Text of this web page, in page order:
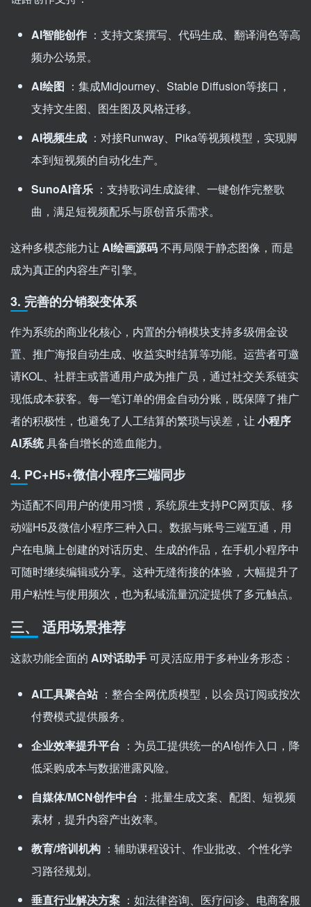
AI智能创作 ：支持文案撰写、代码生成、翻译润色等高
频办公场景。
AI绘图 ：集成Midjourney、Stable Diffusion等接口，
支持文生图、图生图及风格迁移。
AI视频生成 ：对接Runway、Pika等视频模型，实现脚
本到短视频的自动化生产。
SunoAI音乐 ：支持歌词生成旋律、一键创作完整歌
曲，满足短视频配乐与原创音乐需求。
这种多模态能力让 AI绘画源码不再局限于静态图像，而是
成为真正的内容生产引擎。
3. 完善的分销裂变体系
作为系统的商业化核心，内置的分销模块支持多级佣金设
置、推广海报自动生成、收益实时结算等功能。运营者可邀
请KOL、社群主或普通用户成为推广员，通过社交关系链实
现低成本获客。每一笔订单的佣金自动分账，既保障了推广
者的积极性，也避免了人工结算的繁琐与误差，让 小程序
AI系统具备自增长的造血能力。
4. PC+H5+微信小程序三端同步
为适配不同用户的使用习惯，系统原生支持PC网页版、移
动端H5及微信小程序三种入口。数据与账号三端互通，用
户在电脑上创建的对话历史、生成的作品，在手机小程序中
可随时继续编辑或分享。这种无缝衔接的体验，大幅提升了
用户粘性与使用频次，也为私域流量沉淀提供了多元触点。
三、 适用场景推荐
这款功能全面的 AI对话助手可灵活应用于多种业务形态：
AI工具聚合站：整合全网优质模型，以会员订阅或按次
付费模式提供服务。
企业效率提升平台 ：为员工提供统一的AI创作入口，降
低采购成本与数据泄露风险。
自媒体/MCN创作中台 ：批量生成文案、配图、短视频
素材，提升内容产出效率。
教育/培训机构 ：辅助课程设计、作业批改、个性化学
习路径规划。
垂直行业解决方案 ：如法律咨询、医疗问诊、电商客服